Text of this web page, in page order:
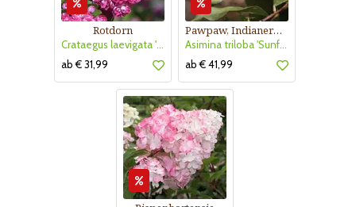
Rotdorn
Crataegus laevigata 'Pauls Scarlet'
ab € 31,99
Pawpaw, Indianerbanane
Asimina triloba 'Sunflower'
ab € 41,99